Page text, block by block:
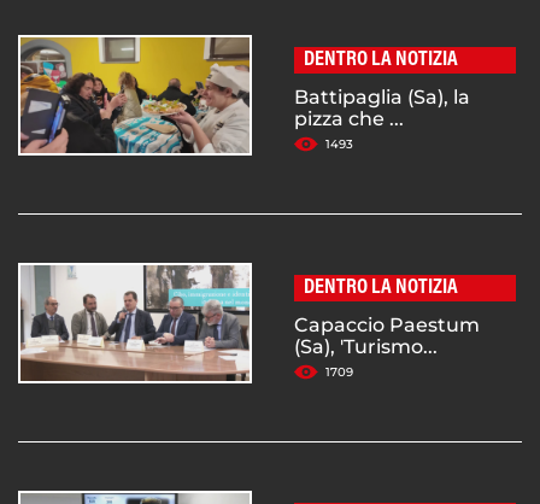
DENTRO LA NOTIZIA
Battipaglia (Sa), la
pizza che ...
1493
DENTRO LA NOTIZIA
Capaccio Paestum
(Sa), 'Turismo...
1709